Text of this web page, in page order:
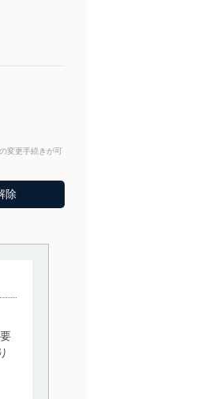
変更手続きが可